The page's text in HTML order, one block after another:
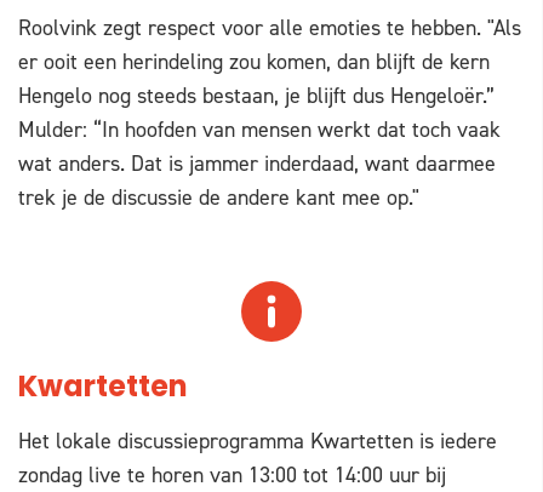
Roolvink zegt respect voor alle emoties te hebben. "Als
er ooit een herindeling zou komen, dan blijft de kern
Hengelo nog steeds bestaan, je blijft dus Hengeloër.”
Mulder: “In hoofden van mensen werkt dat toch vaak
wat anders. Dat is jammer inderdaad, want daarmee
trek je de discussie de andere kant mee op."
Kwartetten
Het lokale discussieprogramma Kwartetten is iedere
zondag live te horen van 13:00 tot 14:00 uur bij